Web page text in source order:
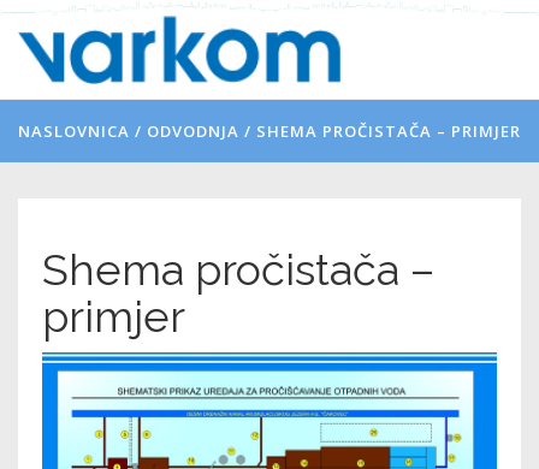
NASLOVNICA / ODVODNJA / SHEMA PROČISTAČA – PRIMJER
Shema pročistača –
primjer